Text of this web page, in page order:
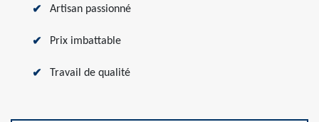
Artisan passionné
Prix imbattable
Travail de qualité